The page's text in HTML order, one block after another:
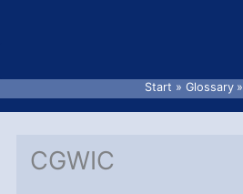
Start Glossary
CGWIC